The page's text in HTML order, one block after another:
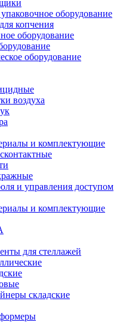
оборудование
копчения
оборудование
оборудование
воздуха
и комплектующие
и управления доступом
и комплектующие
для стеллажей
складские